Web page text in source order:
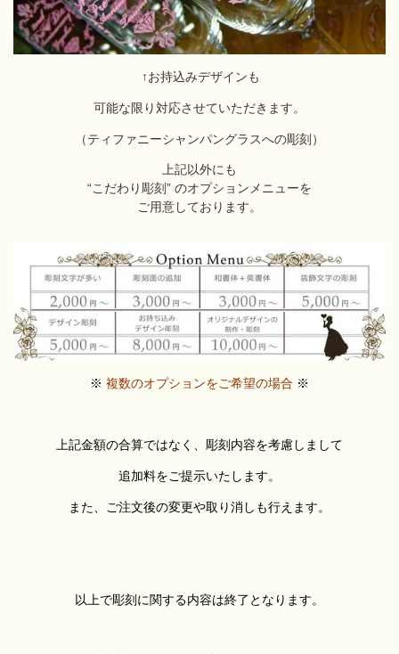
↑お持込みデザインも
可能な限り対応させていただきます。
（ティファニーシャンパングラスへの彫刻）
上記以外にも
“こだわり彫刻” のオプションメニューを
ご用意しております。
※ 複数のオプションをご希望の場合 ※
上記金額の合算ではなく、彫刻内容を考慮しまして
追加料を ご提示いたします。
また 、ご注文後の変更や取り消しも行えます。
以上で彫刻に関する内容は終了となります。